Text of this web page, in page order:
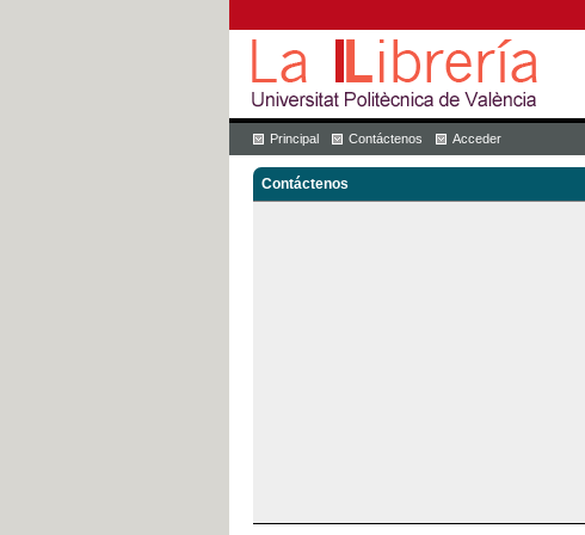
Principal Contáctenos Acceder
Contáctenos